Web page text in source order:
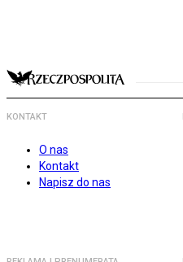
KONTAKT
O nas
Kontakt
Napisz do nas